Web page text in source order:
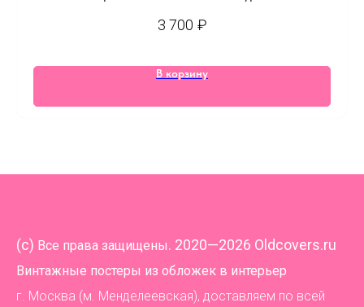
3 700 ₽
В корзину
(c) Все права защищены. 2020—2026 Oldcovers.ru
Винтажные постеры из обложек в интерьер
г. Москва (м. Менделеевская), доставляем по всей